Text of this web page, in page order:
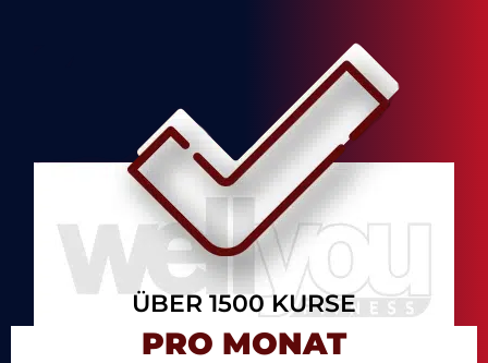
ÜBER 1500 KURSE
PRO MONAT